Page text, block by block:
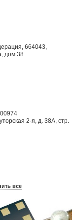
664043,
дом 38
2-я, д. 38А, стр.
все